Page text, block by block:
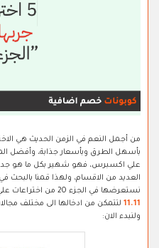
من أجمل النعم في الزمن الحديث هي
بأسهل الطرق وبأسعار جذابة، وأفضل
علي اكسبرس، فهو شهير بكل ما هو جديد
نستعرضها في الجزء 20 من اختراعات علي اكسبرس مستفيد بمجموعة
11.11 لتتمكن من ادخالها الى مختلف
ولنبدء الان: